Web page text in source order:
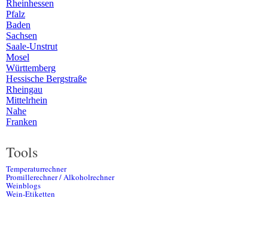
Rheinhessen
Pfalz
Baden
Sachsen
Saale-Unstrut
Mosel
Württemberg
Hessische Bergstraße
Rheingau
Mittelrhein
Nahe
Franken
Tools
Temperaturrechner
Promillerechner / Alkoholrechner
Weinblogs
Wein-Etiketten